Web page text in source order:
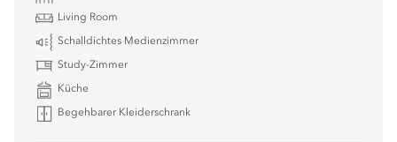
Living Room
Schalldichtes Medienzimmer
Study-Zimmer
Küche
Begehbarer Kleiderschrank